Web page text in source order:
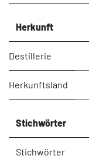
Herkunft
Destillerie
Herkunftsland
Stichwörter
Stichwörter